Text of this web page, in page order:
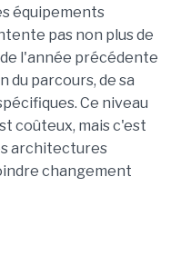
équipements
pas non plus de
l'année précédente
du parcours, de sa
Ce niveau
coûteux, mais c'est
architectures
changement